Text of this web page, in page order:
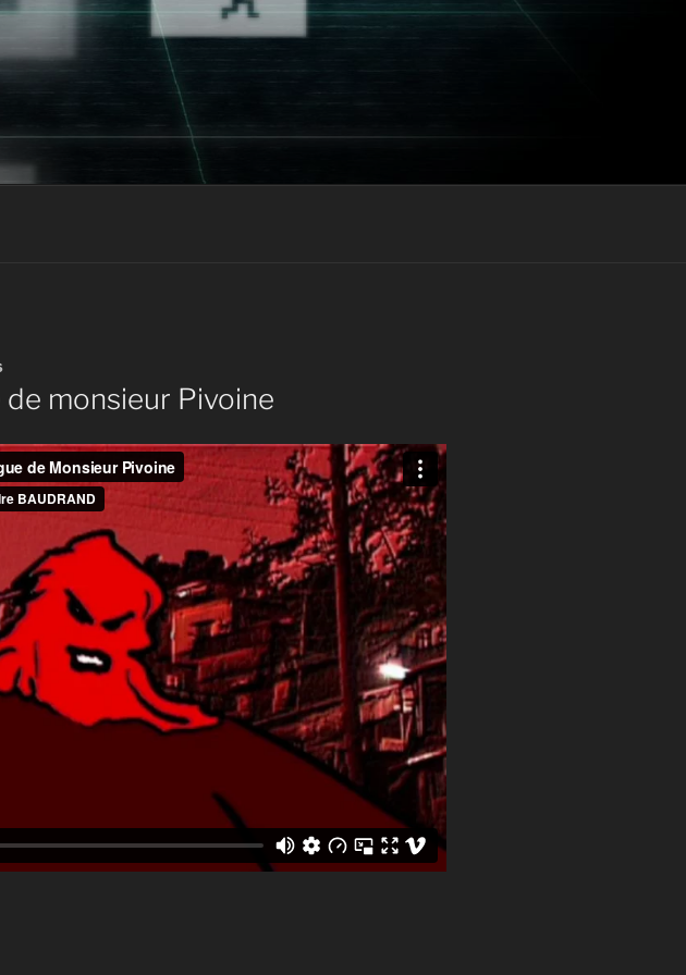
de monsieur Pivoine